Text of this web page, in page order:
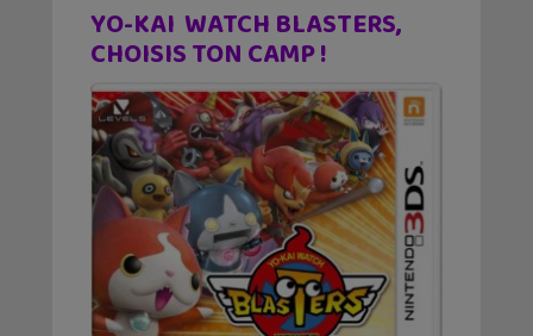
YO-KAI WATCH BLASTERS,
CHOISIS TON CAMP !